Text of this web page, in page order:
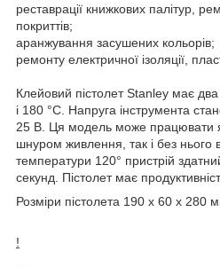
реставрації книжкових палітур,
покриттів;
аранжування засушених кольорів;
ремонту електричної ізоляції,
Клейовий пістолет Stanley має
і 180 °C. Напруга інструмента
25 В. Ця модель може працювати
шнуром живлення, так і без нього
температури 120° пристрій
секунд. Пістолет має
Розміри пістолета 190 х 60 х 280
!